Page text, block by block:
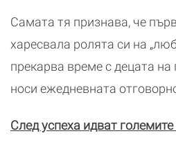
Самата тя признава, че
харесвала ролята си на
прекарва време с децата на
носи ежедневната
След успеха идват